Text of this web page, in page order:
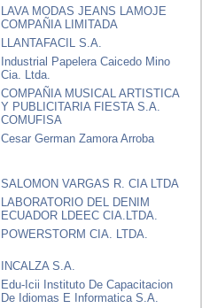
LAVA MODAS JEANS LAMOJE
COMPAÑIA LIMITADA
LLANTAFACIL S.A.
Industrial Papelera Caicedo Mino
Cia. Ltda.
COMPAÑIA MUSICAL ARTISTICA
Y PUBLICITARIA FIESTA S.A.
COMUFISA
Cesar German Zamora Arroba
SALOMON VARGAS R. CIA LTDA
LABORATORIO DEL DENIM
ECUADOR LDEEC CIA.LTDA.
POWERSTORM CIA. LTDA.
INCALZA S.A.
Edu-Icii Instituto De Capacitacion
De Idiomas E Informatica S.A.